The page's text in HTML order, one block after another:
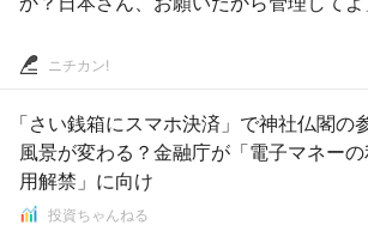
ニチカン!
「さい銭箱にスマホ決済」で神社仏閣の
風景が変わる？金融庁が「電子マネーの
用解禁」に向け
投資ちゃんねる